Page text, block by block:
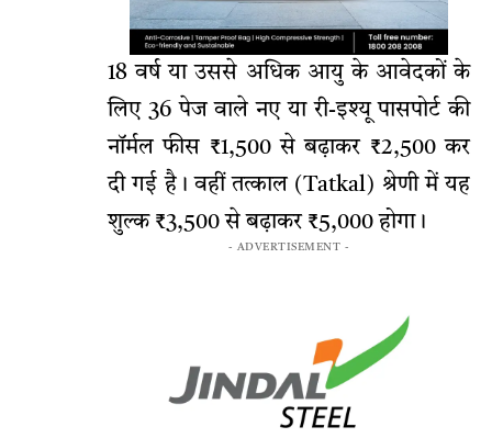
18 वर्ष या उससे अधिक आयु के आवेदकों के
लिए 36 पेज वाले नए या री-इश्यू पासपोर्ट की
नॉर्मल फीस ₹1,500 से बढ़ाकर ₹2,500 कर
दी गई है। वहीं तत्काल (Tatkal) श्रेणी में यह
शुल्क ₹3,500 से बढ़ाकर ₹5,000 होगा।
- ADVERTISEMENT -